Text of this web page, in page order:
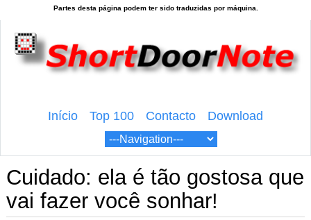
Início Top 100 Contacto Download
Cuidado: ela é tão gostosa que
vai fazer você sonhar!